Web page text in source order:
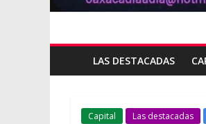
LAS DESTACADAS
Capital Las destacadas